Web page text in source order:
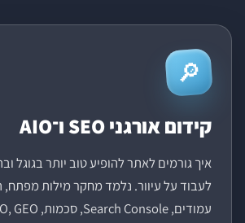
🔎
קידום אורגני SEO ו־AIO
לעבוד על עיוור. נלמד מחקר מילות מפתח,
עמודים, Search Console, סכמות, AEO, GEO ו־AIO.